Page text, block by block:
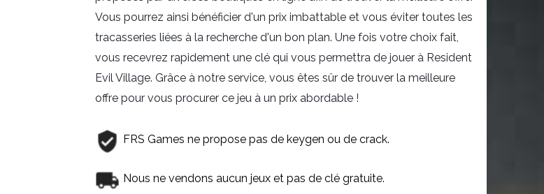
Vous pourrez ainsi bénéficier d'un prix imbattable et vous éviter toutes les
tracasseries liées à la recherche d'un bon plan. Une fois votre choix fait,
vous recevrez rapidement une clé qui vous permettra de jouer à Resident
Evil Village. Grâce à notre service, vous êtes sûr de trouver la meilleure
offre pour vous procurer ce jeu à un prix abordable !
FRS Games ne propose pas de keygen ou de crack.
Nous ne vendons aucun jeux et pas de clé gratuite.